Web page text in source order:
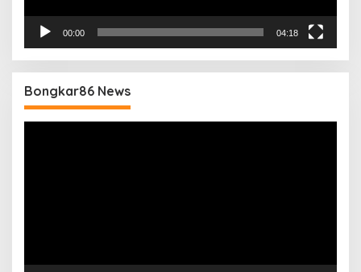
00:00 04:18
Bongkar86 News